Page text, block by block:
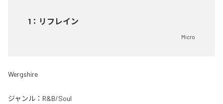
1 ： リフレイン
Micro
Wergshire
ジャンル： R&B/Soul